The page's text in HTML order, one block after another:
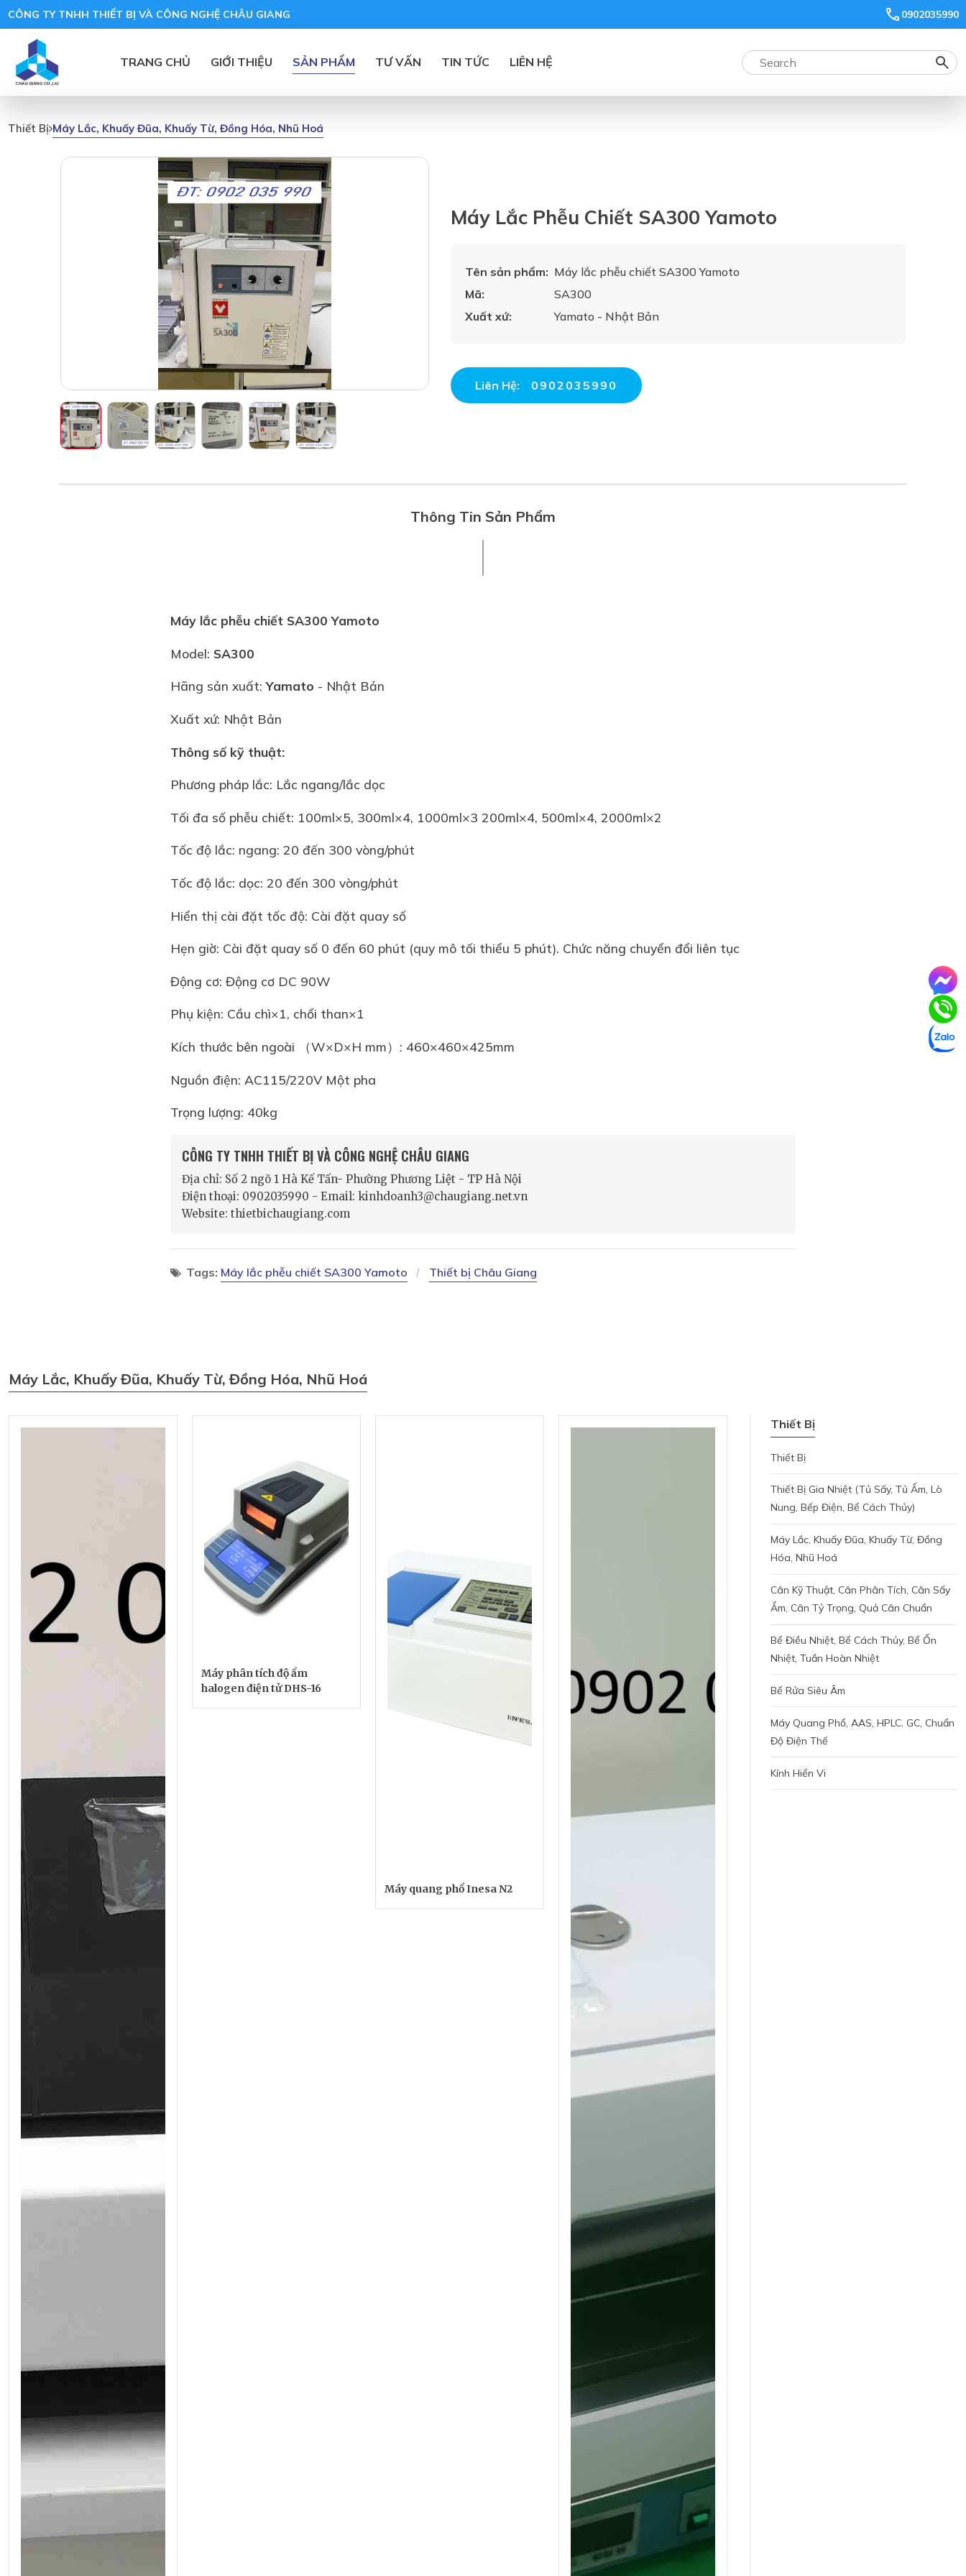
CÔNG TY TNHH THIẾT BỊ VÀ CÔNG NGHỆ CHÂU GIANG 0902035990
TRANG CHỦ GIỚI THIỆU SẢN PHẨM TƯ VẤN TIN TỨC LIÊN HỆ
Thiết Bị Máy Lắc, Khuấy Đũa, Khuấy Từ, Đồng Hóa, Nhũ Hoá
Máy Lắc Phễu Chiết SA300 Yamoto
Tên sản phẩm: Máy lắc phễu chiết SA300 Yamoto
Mã:
SA300
Xuất xứ:
Yamato - Nhật Bản
Liên Hệ: 0902035990
Thông Tin Sản Phẩm
Máy lắc phễu chiết SA300 Yamoto
Model: SA300
Hãng sản xuất:Yamato - Nhật Bản
Xuất xứ: Nhật Bản
Thông số kỹ thuật:
Phương pháp lắc: Lắc ngang/lắc dọc
Tối đa số phễu chiết: 100ml×5, 300ml×4, 1000ml×3 200ml×4, 500ml×4, 2000ml×2
Tốc độ lắc: ngang: 20 đến 300 vòng/phút
Tốc độ lắc: dọc: 20 đến 300 vòng/phút
Hiển thị cài đặt tốc độ: Cài đặt quay số
Hẹn giờ: Cài đặt quay số 0 đến 60 phút (quy mô tối thiểu 5 phút). Chức năng chuyển đổi liên tục
Động cơ: Động cơ DC 90W
Phụ kiện: Cầu chì×1, chổi than×1
Kích thước bên ngoài （W×D×H mm）: 460×460×425mm
Nguồn điện: AC115/220V Một pha
Trọng lượng: 40kg
CÔNG TY TNHH THIẾT BỊ VÀ CÔNG NGHỆ CHÂU GIANG
Địa chỉ: Số 2 ngõ 1 Hà Kế Tấn- Phường Phương Liệt - TP Hà Nội
Điện thoại: 0902035990 - Email: kinhdoanh3@chaugiang.net.vn
Website: thietbichaugiang.com
Tags: Máy lắc phễu chiết SA300 Yamoto Thiết bị Châu Giang
Máy Lắc, Khuấy Đũa, Khuấy Từ, Đồng Hóa, Nhũ Hoá
Máy phân tích độ ẩm
halogen điện tử DHS-16
Máy quang phổ Inesa N2
Thiết Bị
Thiết Bị
Thiết Bị Gia Nhiệt (tủ Sấy, Tủ Ấm, Lò
Nung, Bếp Điện, Bể Cách Thủy)
Máy Lắc, Khuấy Đũa, Khuấy Từ, Đồng
Hóa, Nhũ Hoá
Cân Kỹ Thuật, Cân Phân Tích, Cân Sấy
Ẩm, Cân Tỷ Trọng, Quả Cân Chuẩn
Bể Điều Nhiệt, Bể Cách Thủy, Bể Ổn
Nhiệt, Tuần Hoàn Nhiệt
Bể Rửa Siêu Âm
Máy Quang Phổ, AAS, HPLC, GC, Chuẩn
Độ Điện Thế
Kính Hiển Vi